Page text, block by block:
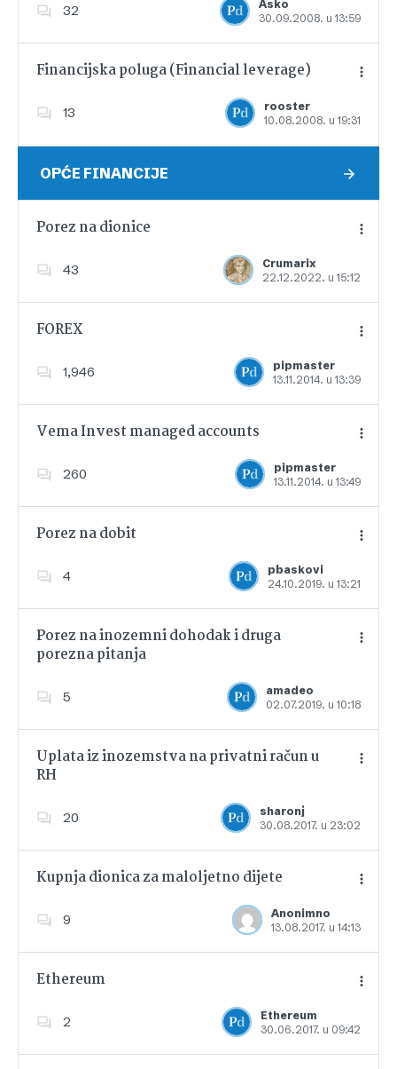
32
Asko
30.09.2008. u 13:59
Dodajte u favorite
Financijska poluga (Financial leverage)
13
rooster
10.08.2008. u 19:31
Dodajte u favorite
OPĆE FINANCIJE
Porez na dionice
43
Crumarix
22.12.2022. u 15:12
Dodajte u favorite
FOREX
1,946
pipmaster
13.11.2014. u 13:39
Dodajte u favorite
Vema Invest managed accounts
260
pipmaster
13.11.2014. u 13:49
Dodajte u favorite
Porez na dobit
4
pbaskovi
24.10.2019. u 13:21
Dodajte u favorite
Porez na inozemni dohodak i druga
porezna pitanja
5
amadeo
02.07.2019. u 10:18
Dodajte u favorite
Uplata iz inozemstva na privatni račun u
RH
20
sharonj
30.08.2017. u 23:02
Dodajte u favorite
Kupnja dionica za maloljetno dijete
9
Anonimno
13.08.2017. u 14:13
Dodajte u favorite
Ethereum
2
Ethereum
30.06.2017. u 09:42
Dodajte u favorite